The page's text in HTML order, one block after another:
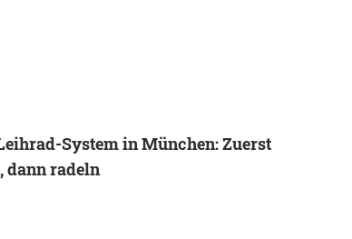
System in München: Zuerst
dann radeln